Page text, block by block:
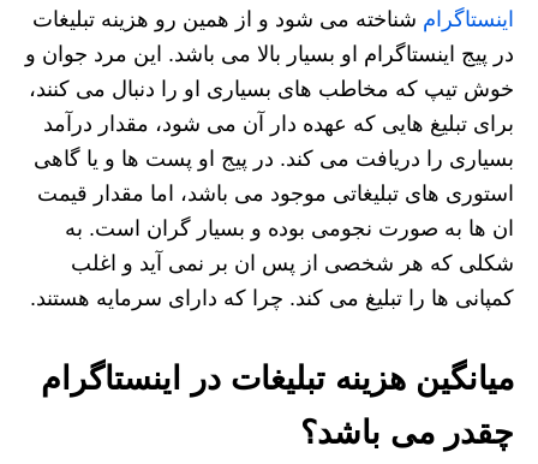
اینستاگرام شناخته می شود و از همین رو هزینه تبلیغات
در پیج اینستاگرام او بسیار بالا می باشد. این مرد جوان و
خوش تیپ که مخاطب های بسیاری او را دنبال می کنند،
برای تبلیغ هایی که عهده دار آن می شود، مقدار درآمد
بسیاری را دریافت می کند. در پیج او پست ها و یا گاهی
استوری های تبلیغاتی موجود می باشد، اما مقدار قیمت
ان ها به صورت نجومی بوده و بسیار گران است. به
شکلی که هر شخصی از پس ان بر نمی آید و اغلب
کمپانی ها را تبلیغ می کند. چرا که دارای سرمایه هستند.
میانگین هزینه تبلیغات در اینستاگرام
چقدر می باشد؟